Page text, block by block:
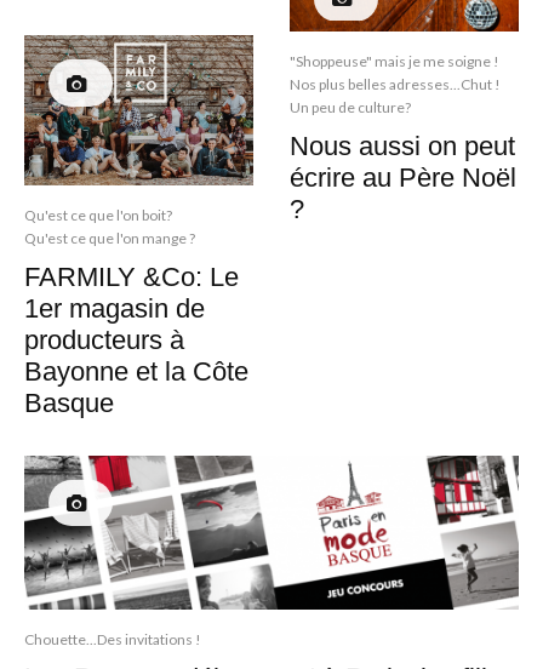
Qu'est ce que l'on boit?
Qu'est ce que l'on mange ?
FARMILY &Co: Le
1er magasin de
producteurs à
Bayonne et la Côte
Basque
"Shoppeuse" mais je me soigne !
Nos plus belles adresses...Chut !
Un peu de culture?
Nous aussi on peut
écrire au Père Noël
?
Chouette...Des invitations !